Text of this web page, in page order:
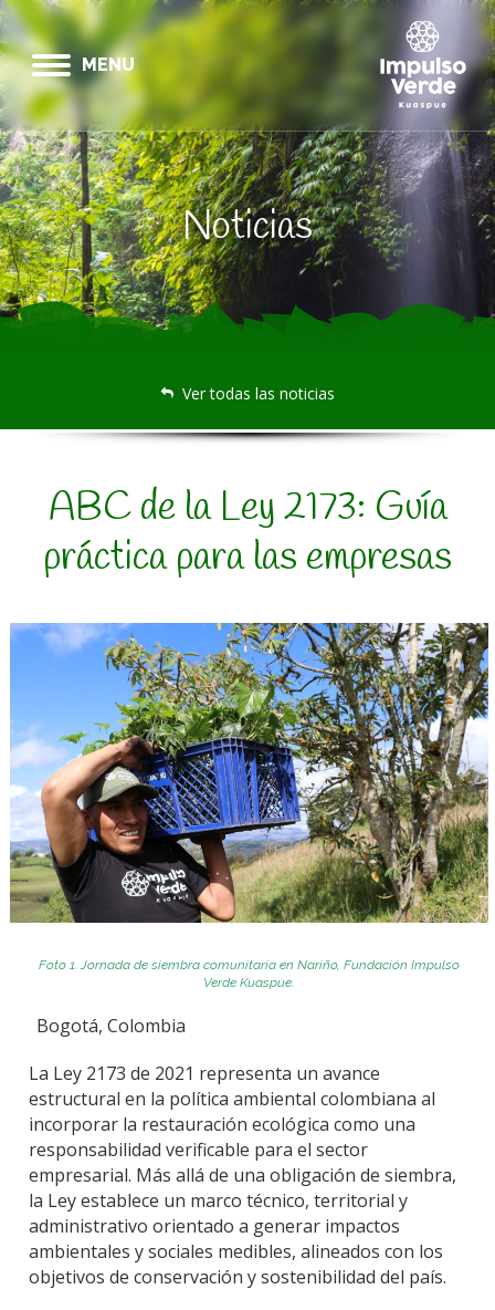
MENU
Noticias
Ver todas las noticias
ABC de la Ley 2173: Guía
práctica para las empresas
Foto 1. Jornada de siembra comunitaria en Nariño, Fundación Impulso
Verde Kuaspue.
Bogotá, Colombia
La Ley 2173 de 2021 representa un avance
estructural en la política ambiental colombiana al
incorporar la restauración ecológica como una
responsabilidad verificable para el sector
empresarial. Más allá de una obligación de siembra,
la Ley establece un marco técnico, territorial y
administrativo orientado a generar impactos
ambientales y sociales medibles, alineados con los
objetivos de conservación y sostenibilidad del país.